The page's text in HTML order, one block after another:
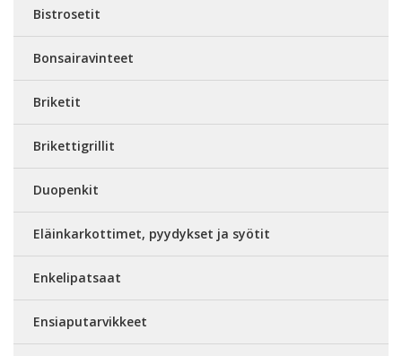
Bistrosetit
Bonsairavinteet
Briketit
Brikettigrillit
Duopenkit
Eläinkarkottimet, pyydykset ja syötit
Enkelipatsaat
Ensiaputarvikkeet